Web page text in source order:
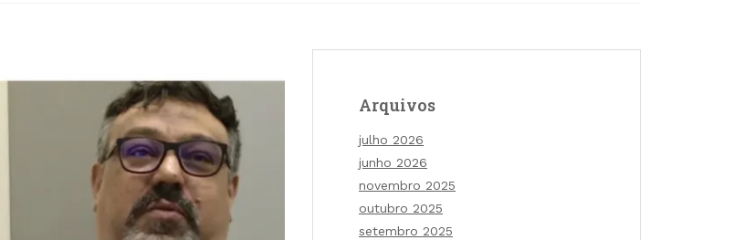
Arquivos
julho 2026
junho 2026
novembro 2025
outubro 2025
setembro 2025